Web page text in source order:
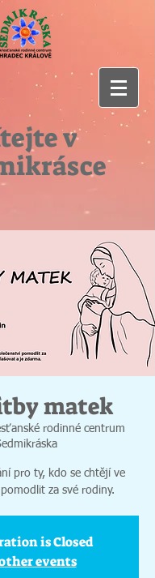
v
matek
rodinné centrum
pro ty, kdo se chtějí ve
za své rodiny.
is Closed
events